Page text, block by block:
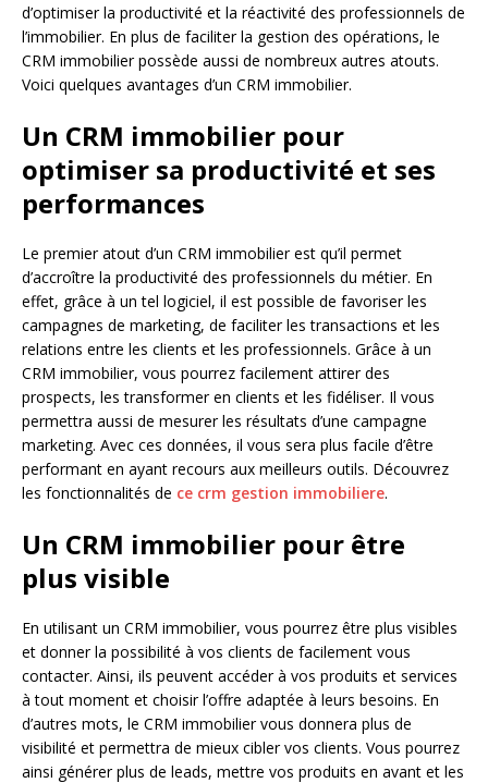
d’optimiser la productivité et la réactivité des professionnels de
l’immobilier. En plus de faciliter la gestion des opérations, le
CRM immobilier possède aussi de nombreux autres atouts.
Voici quelques avantages d’un CRM immobilier.
Un CRM immobilier pour
optimiser sa productivité et ses
performances
Le premier atout d’un CRM immobilier est qu’il permet
d’accroître la productivité des professionnels du métier. En
effet, grâce à un tel logiciel, il est possible de favoriser les
campagnes de marketing, de faciliter les transactions et les
relations entre les clients et les professionnels. Grâce à un
CRM immobilier, vous pourrez facilement attirer des
prospects, les transformer en clients et les fidéliser. Il vous
permettra aussi de mesurer les résultats d’une campagne
marketing. Avec ces données, il vous sera plus facile d’être
performant en ayant recours aux meilleurs outils. Découvrez
les fonctionnalités de ce crm gestion immobiliere.
Un CRM immobilier pour être
plus visible
En utilisant un CRM immobilier, vous pourrez être plus visibles
et donner la possibilité à vos clients de facilement vous
contacter. Ainsi, ils peuvent accéder à vos produits et services
à tout moment et choisir l’offre adaptée à leurs besoins. En
d’autres mots, le CRM immobilier vous donnera plus de
visibilité et permettra de mieux cibler vos clients. Vous pourrez
ainsi générer plus de leads, mettre vos produits en avant et les